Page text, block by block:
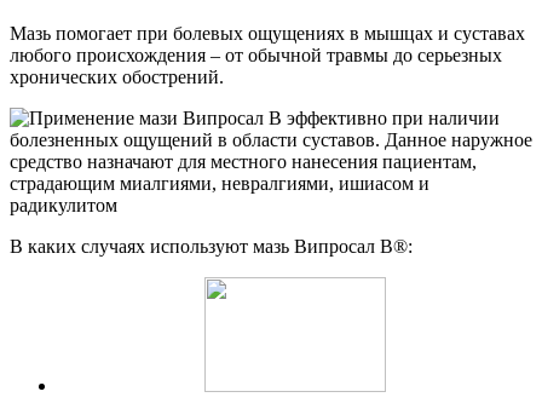
Мазь помогает при болевых ощущениях в мышцах и суставах
любого происхождения – от обычной травмы до серьезных
хронических обострений.
В каких случаях используют мазь Випросал В®: